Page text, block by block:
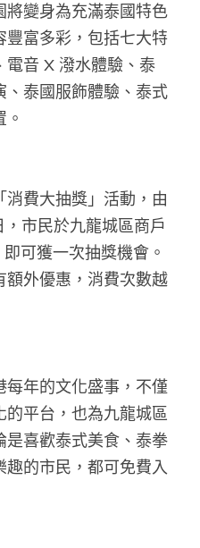
欄
將變身為充滿泰國特色
豐富多彩，包括七大特
電音 X 潑水體驗、泰
泰國服飾體驗、泰式
消費大抽獎」活動，由
市民於九龍城區商戶
可獲一次抽獎機會。
外優惠，消費次數越
每年的文化盛事，不僅
平台，也為九龍城區
是喜歡泰式美食、泰拳
的市民，都可免費入